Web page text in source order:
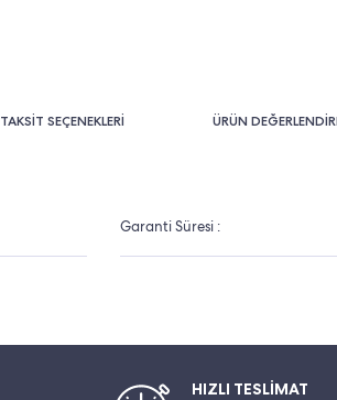
TAKSİT SEÇENEKLERİ ÜRÜN
Garanti Süresi :
HIZLI TESLİMAT